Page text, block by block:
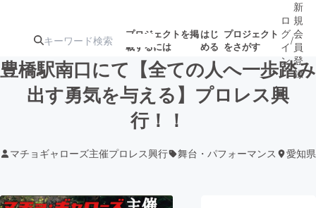
プロジェクトを掲
載するには
はじ
める
プロジェクト
をさがす
注目の新着プロ
募集終了が近いプ
ロ
グ
イ
ン
/
新
規
会
員
登
録
豊橋駅南口にて【全ての人へ一歩踏み
出す勇気を与える】プロレス興
行！！
マチョギャローズ主催プロレス興行 舞台・パフォーマンス 愛知県